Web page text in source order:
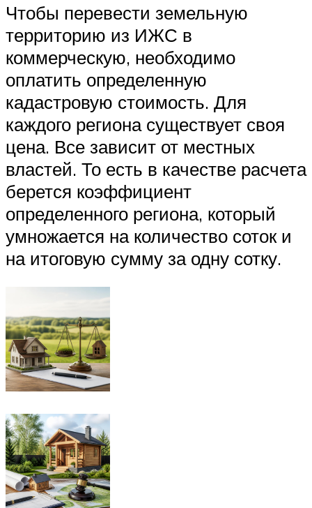
Чтобы перевести земельную
территорию из ИЖС в
коммерческую, необходимо
оплатить определенную
кадастровую стоимость. Для
каждого региона существует своя
цена. Все зависит от местных
властей. То есть в качестве расчета
берется коэффициент
определенного региона, который
умножается на количество соток и
на итоговую сумму за одну сотку.